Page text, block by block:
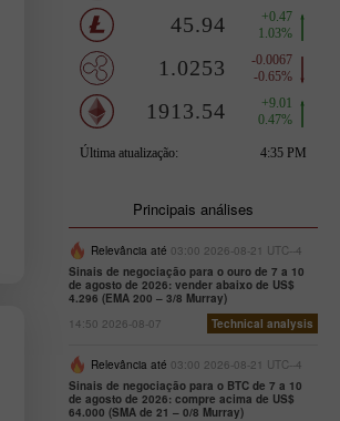
Principais análises
Relevância até 03:00 2026-08-21 UTC--4
Sinais de negociação para o ouro de 7 a 10
de agosto de 2026: vender abaixo de US$
4.296 (EMA 200 – 3/8 Murray)
14:50 2026-08-07
Technical analysis
Relevância até 03:00 2026-08-21 UTC--4
Sinais de negociação para o BTC de 7 a 10
de agosto de 2026: compre acima de US$
64.000 (SMA de 21 – 0/8 Murray)